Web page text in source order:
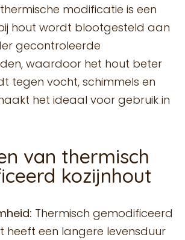
modificatie is een
hout wordt blootgesteld aan
gecontroleerde
waardoor het hout beter
tegen vocht, schimmels en
het ideaal voor gebruik in
van thermisch
kozijnhout
Thermisch gemodificeerd
heeft een langere levensduur